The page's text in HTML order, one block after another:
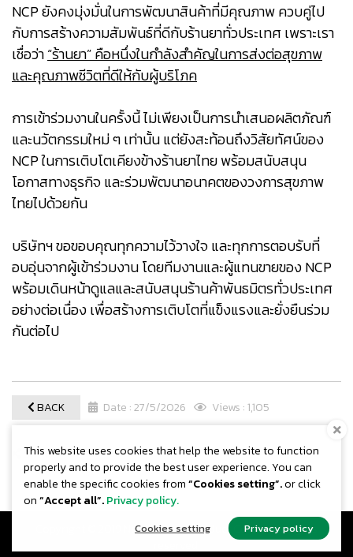
This website uses cookies that help the website to function
properly and to provide the best user experience. You can
enable the specific cookies from“Cookies setting”.or click
on“Accept all”.Privacy policy.
Cookies setting Privacy policy
NCP ยังคงมุ่งมั่นในการพัฒนาสินค้าที่มีคุณภาพ ควบคู่ไป
กับการสร้างความสัมพันธ์ที่ดีกับร้านยาทั่วประเทศ เพราะเรา
เชื่อว่า“ร้านยา” คือหนึ่งในกำลังสำคัญในการส่งต่อสุขภาพ
และคุณภาพชีวิตที่ดีให้กับผู้บริโภค
การเข้าร่วมงานในครั้งนี้ ไม่เพียงเป็นการนำเสนอผลิตภัณฑ์
และนวัตกรรมใหม่ ๆ เท่านั้น แต่ยังสะท้อนถึงวิสัยทัศน์ของ
NCP ในการเติบโตเคียงข้างร้านยาไทย พร้อมสนับสนุน
โอกาสทางธุรกิจ และร่วมพัฒนาอนาคตของวงการสุขภาพ
ไทยไปด้วยกัน
บริษัทฯ ขอขอบคุณทุกความไว้วางใจ และทุกการตอบรับที่
อบอุ่นจากผู้เข้าร่วมงาน โดยทีมงานและผู้แทนขายของ NCP
พร้อมเดินหน้าดูแลและสนับสนุนร้านค้าพันธมิตรทั่วประเทศ
อย่างต่อเนื่อง เพื่อสร้างการเติบโตที่แข็งแรงและยั่งยืนร่วม
กันต่อไป
BACK Date : 27/5/2026 Views : 1,105
SHARE
Copyright © 2019 New Concept Product Co.,Ltd. All rights